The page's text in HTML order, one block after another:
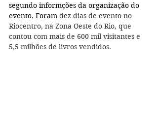
segundo informções da organização do
evento. Foram dez dias de evento no
Riocentro, na Zona Oeste do Rio, que
contou com mais de 600 mil visitantes e
5,5 milhões de livros vendidos.